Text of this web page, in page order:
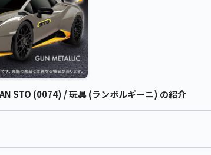
STO (0074) / 玩具 (ランボルギーニ) の紹介